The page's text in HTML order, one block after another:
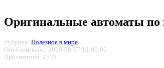
Оригинальные автоматы по
Рубрика: Полезное в мире
Опубликовано: 2019-08-07 12:00:00
Просмотров: 2578